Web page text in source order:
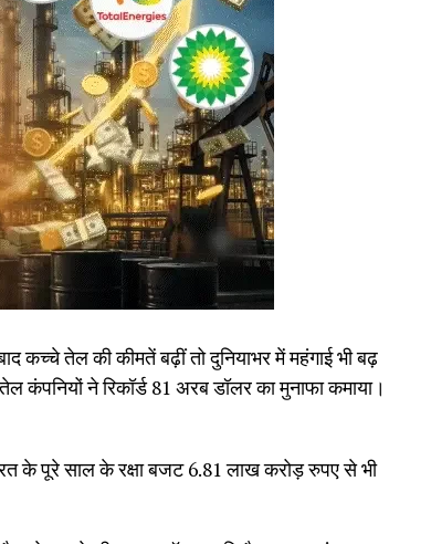
कच्चे तेल की कीमतें बढ़ीं तो दुनियाभर में महंगाई भी बढ़
ने रिकॉर्ड 81 अरब डॉलर का मुनाफा कमाया।
के पूरे साल के रक्षा बजट 6.81 लाख करोड़ रुपए से भी